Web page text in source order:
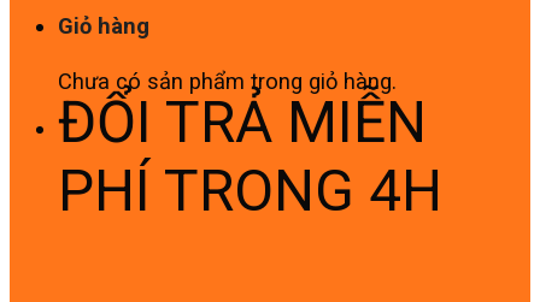
Giỏ hàng
Chưa có sản phẩm trong giỏ hàng.
ĐỔI TRẢ MIỄN
PHÍ TRONG 4H